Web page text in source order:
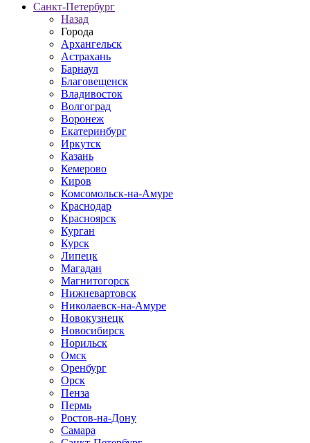
Санкт-Петербург
Назад
Города
Архангельск
Астрахань
Барнаул
Благовещенск
Владивосток
Волгоград
Воронеж
Екатеринбург
Иркутск
Казань
Кемерово
Киров
Комсомольск-на-Амуре
Краснодар
Красноярск
Курган
Курск
Липецк
Магадан
Магнитогорск
Нижневартовск
Николаевск-на-Амуре
Новокузнецк
Новосибирск
Норильск
Омск
Оренбург
Орск
Пенза
Пермь
Ростов-на-Дону
Самара